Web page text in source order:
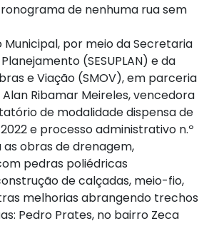
de nenhuma rua sem
Municipal, por meio da Secretaria
(SESUPLAN) e da
e Viação (SMOV), em parceria
Ribamar Meireles, vencedora
de modalidade dispensa de
e processo administrativo n.º
as obras de drenagem,
pedras poliédricas
de calçadas, meio-fio,
melhorias abrangendo trechos
Pedro Prates, no bairro Zeca